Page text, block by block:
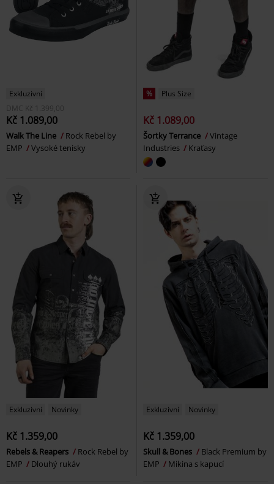
Exkluzivní
DMC
Kč 1.399,00
Kč 1.089,00
Walk The Line
Rock Rebel by
EMP
Vysoké tenisky
% Plus Size
Kč 1.089,00
Šortky Terrance
Vintage
Industries
Kraťasy
Exkluzivní Novinky
Kč 1.359,00
Rebels & Reapers
Rock Rebel by
EMP
Dlouhý rukáv
Exkluzivní Novinky
Kč 1.359,00
Skull & Bones
Black Premium by
EMP
Mikina s kapucí